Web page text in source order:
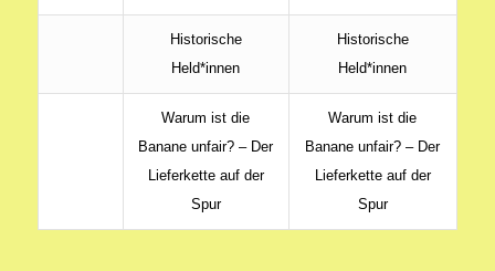
Historische
Held*innen
Historische
Held*innen
Warum ist die
Banane unfair? – Der
Lieferkette auf der
Spur
Warum ist die
Banane unfair? – Der
Lieferkette auf der
Spur